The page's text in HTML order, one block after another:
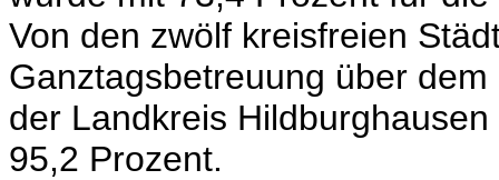
Von den zwölf kreisfreien
Ganztagsbetreuung über
der Landkreis
95,2 Prozent.